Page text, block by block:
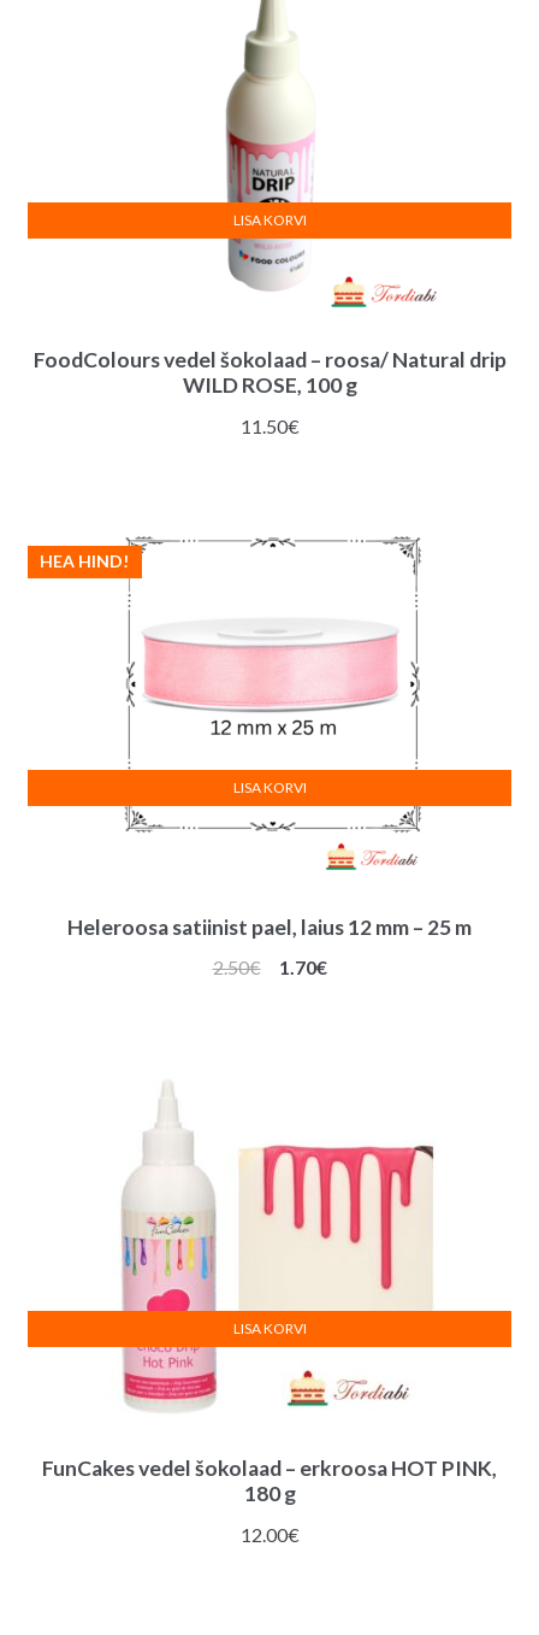
FoodColours vedel šokolaad – roosa/ Natural drip
WILD ROSE, 100 g
11.50€
LISA KORVI
Heleroosa satiinist pael, laius 12 mm – 25 m
HEA HIND!
2.50€
Algne
1.70€Praegune
LISA KORVI
FunCakes vedel šokolaad – erkroosa HOT PINK,
180 g
12.00€
LISA KORVI